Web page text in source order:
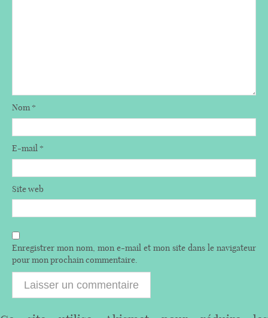
Nom*
E-mail *
Site web
Enregistrer mon nom, mon e-mail et mon site dans le navigateur
pour mon prochain commentaire.